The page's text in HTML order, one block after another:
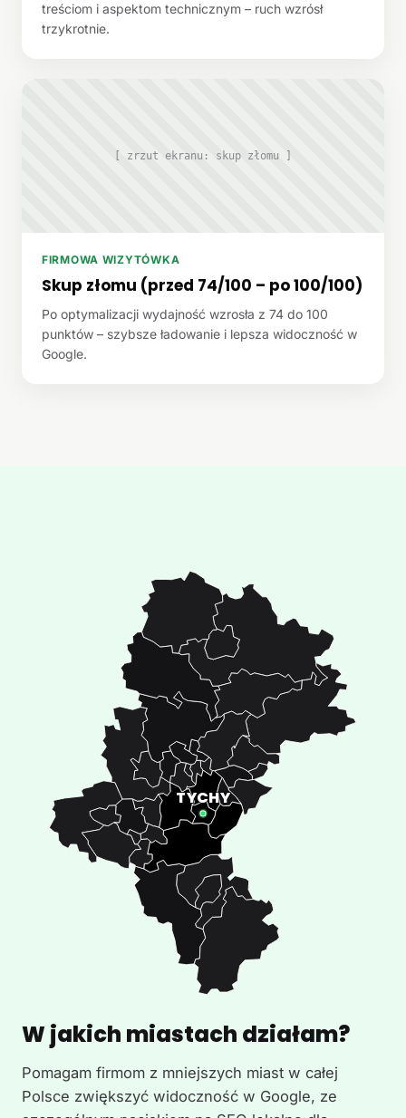
treściom i aspektom technicznym – ruch wzrósł
trzykrotnie.
[ zrzut ekranu: skup złomu ]
FIRMOWA WIZYTÓWKA
Skup złomu (przed 74/100 – po 100/100)
Po optymalizacji wydajność wzrosła z 74 do 100
punktów – szybsze ładowanie i lepsza widoczność w
Google.
W jakich miastach działam?
Pomagam firmom z mniejszych miast w całej
Polsce zwiększyć widoczność w Google, ze